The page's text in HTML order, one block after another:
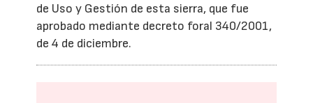
de Uso y Gestión de esta sierra, que fue
aprobado mediante decreto foral 340/2001,
de 4 de diciembre.